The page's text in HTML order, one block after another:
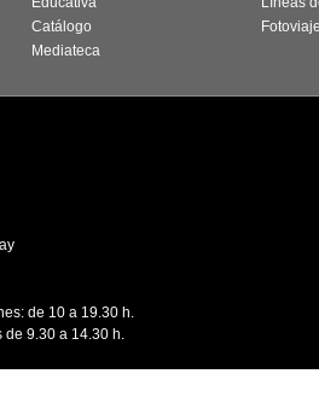
Catálogo
Mediateca
de 10 a 19.30 h.
de 9.30 a 14.30 h.